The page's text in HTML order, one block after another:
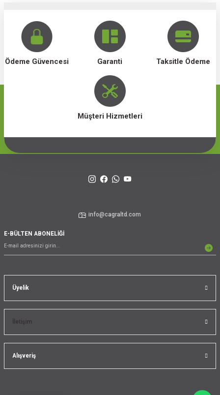
Ödeme Güvencesi Garanti Taksitle Ödeme
Müşteri Hizmetleri
Üyelik
İletişim
Alışveriş
info@cagraltd.com
E-BÜLTEN ABONELİĞİ